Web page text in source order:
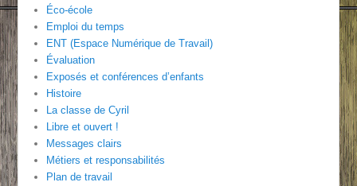
Éco-école
Emploi du temps
ENT (Espace Numérique de Travail)
Évaluation
Exposés et conférences d’enfants
Histoire
La classe de Cyril
Libre et ouvert !
Messages clairs
Métiers et responsabilités
Plan de travail